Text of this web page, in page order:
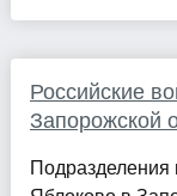
Российские
Запорожской
Подразделения